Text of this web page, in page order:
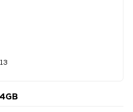
4GB